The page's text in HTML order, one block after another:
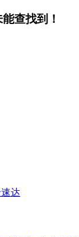
查找到！
达